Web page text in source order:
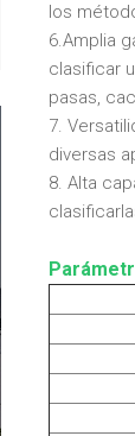
los
6.Amplia
clasificar
pasas,
7.
diversas
8. Alta